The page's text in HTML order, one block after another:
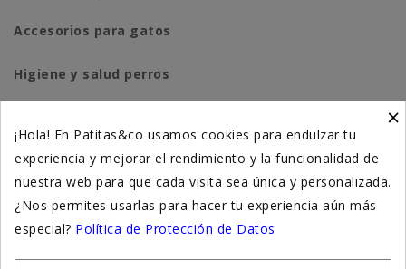
Accesorios para gatos
Higiene y salud perros
Suplementación natural
Otros
×
¡Hola! En Patitas&co usamos cookies para endulzar tu
experiencia y mejorar el rendimiento y la funcionalidad de
nuestra web para que cada visita sea única y personalizada.
¿Nos permites usarlas para hacer tu experiencia aún más
especial? Política de Protección de Datos